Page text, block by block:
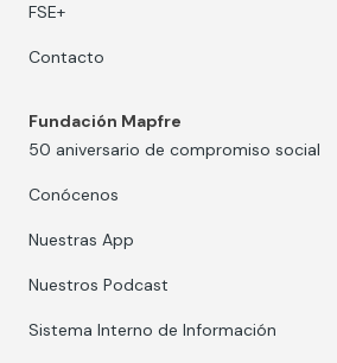
FSE+
Contacto
Fundación Mapfre
50 aniversario de compromiso social
Conócenos
Nuestras App
Nuestros Podcast
Sistema Interno de Información